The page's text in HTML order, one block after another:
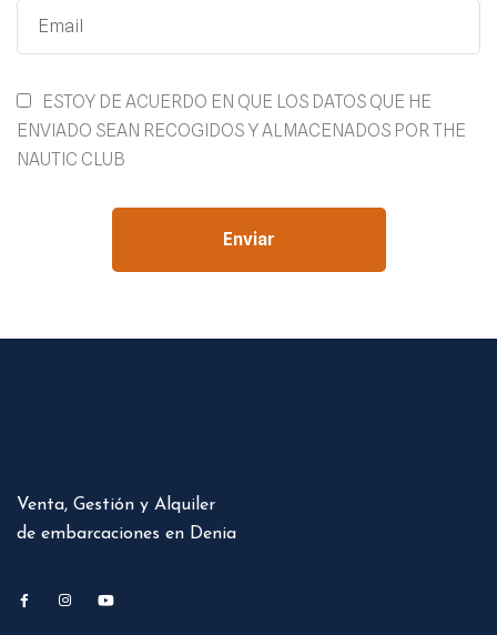
ESTOY DE ACUERDO EN QUE LOS DATOS QUE HE
ENVIADO SEAN RECOGIDOS Y ALMACENADOS POR THE
NAUTIC CLUB
Enviar
Venta, Gestión y Alquiler
de embarcaciones en Denia